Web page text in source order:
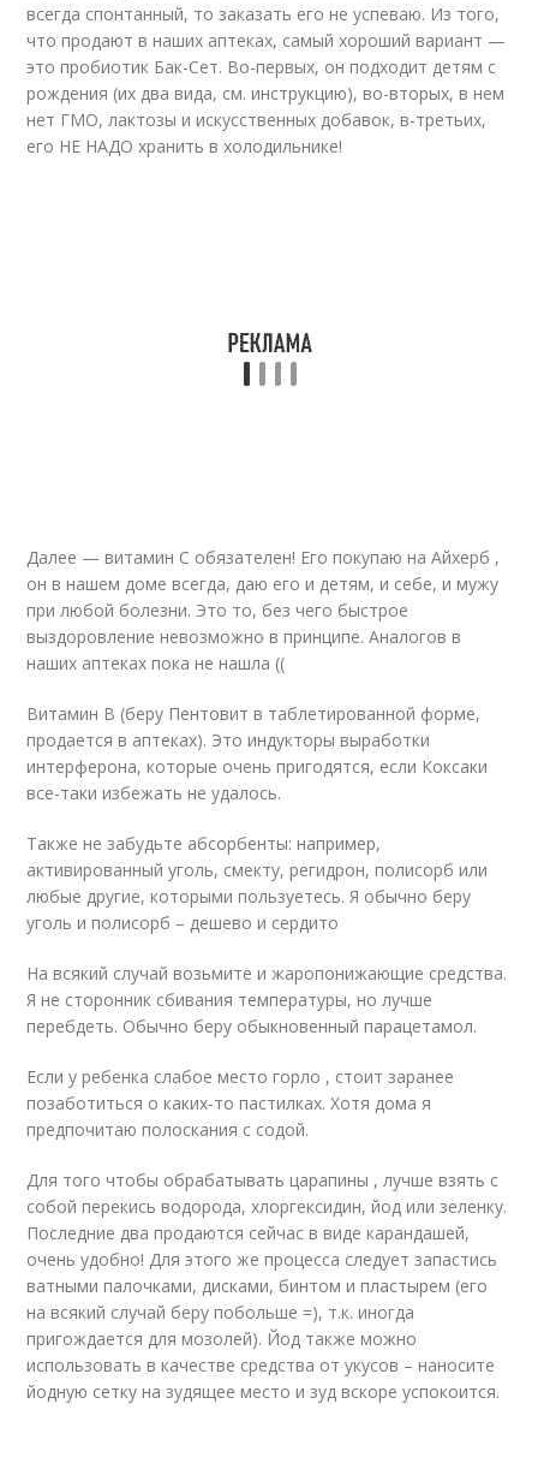
всегда спонтанный, то заказать его не успеваю. Из того,
что продают в наших аптеках, самый хороший вариант —
это пробиотик Бак-Сет. Во-первых, он подходит детям с
рождения (их два вида, см. инструкцию), во-вторых, в нем
нет ГМО, лактозы и искусственных добавок, в-третьих,
его НЕ НАДО хранить в холодильнике!
Далее — витамин С обязателен! Его покупаю на Айхерб ,
он в нашем доме всегда, даю его и детям, и себе, и мужу
при любой болезни. Это то, без чего быстрое
выздоровление невозможно в принципе. Аналогов в
наших аптеках пока не нашла ((
Витамин В (беру Пентовит в таблетированной форме,
продается в аптеках). Это индукторы выработки
интерферона, которые очень пригодятся, если Коксаки
все-таки избежать не удалось.
Также не забудьте абсорбенты: например,
активированный уголь, смекту, регидрон, полисорб или
любые другие, которыми пользуетесь. Я обычно беру
уголь и полисорб – дешево и сердито
На всякий случай возьмите и жаропонижающие средства.
Я не сторонник сбивания температуры, но лучше
перебдеть. Обычно беру обыкновенный парацетамол.
Если у ребенка слабое место горло , стоит заранее
позаботиться о каких-то пастилках. Хотя дома я
предпочитаю полоскания с содой.
Для того чтобы обрабатывать царапины , лучше взять с
собой перекись водорода, хлоргексидин, йод или зеленку.
Последние два продаются сейчас в виде карандашей,
очень удобно! Для этого же процесса следует запастись
ватными палочками, дисками, бинтом и пластырем (его
на всякий случай беру побольше =), т.к. иногда
пригождается для мозолей). Йод также можно
использовать в качестве средства от укусов – наносите
йодную сетку на зудящее место и зуд вскоре успокоится.